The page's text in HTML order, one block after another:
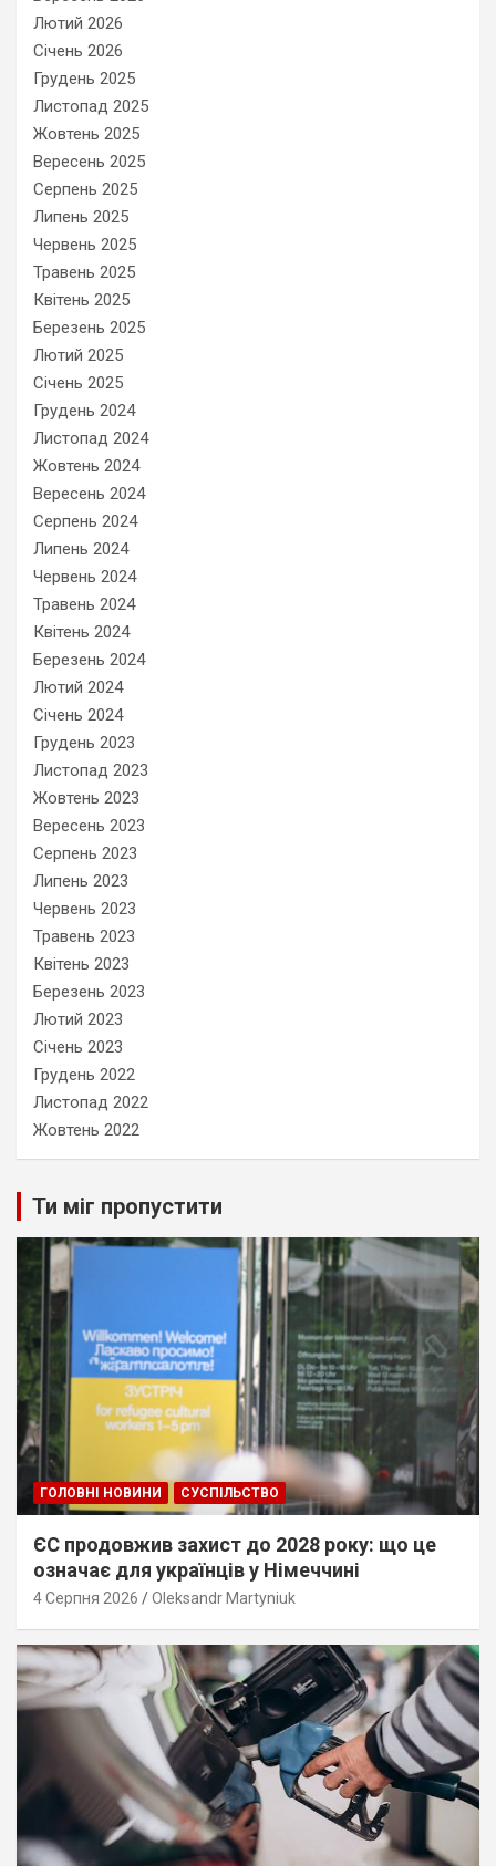
Лютий 2026
Січень 2026
Грудень 2025
Листопад 2025
Жовтень 2025
Вересень 2025
Серпень 2025
Липень 2025
Червень 2025
Травень 2025
Квітень 2025
Березень 2025
Лютий 2025
Січень 2025
Грудень 2024
Листопад 2024
Жовтень 2024
Вересень 2024
Серпень 2024
Липень 2024
Червень 2024
Травень 2024
Квітень 2024
Березень 2024
Лютий 2024
Січень 2024
Грудень 2023
Листопад 2023
Жовтень 2023
Вересень 2023
Серпень 2023
Липень 2023
Червень 2023
Травень 2023
Квітень 2023
Березень 2023
Лютий 2023
Січень 2023
Грудень 2022
Листопад 2022
Жовтень 2022
Ти міг пропустити
ГОЛОВНІ НОВИНИ СУСПІЛЬСТВО
ЄС продовжив захист до 2028 року: що це
означає для українців у Німеччині
4 Серпня 2026 Oleksandr Martyniuk